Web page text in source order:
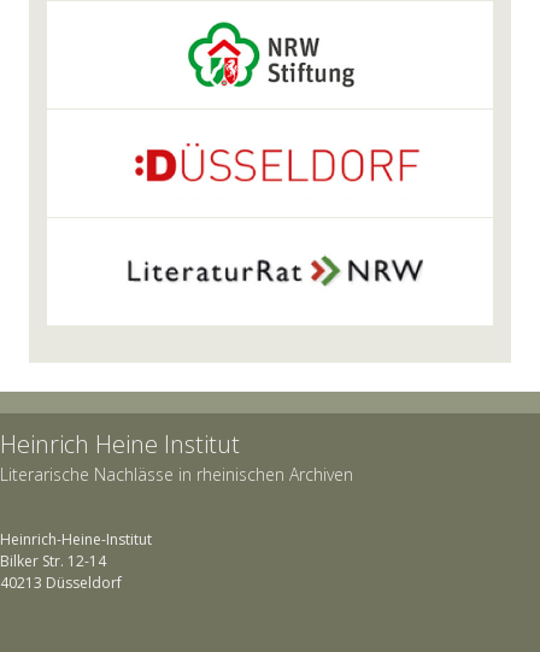
Heinrich Heine Institut
Literarische Nachlässe in rheinischen Archiven
Heinrich-Heine-Institut
Bilker Str. 12-14
40213 Düsseldorf